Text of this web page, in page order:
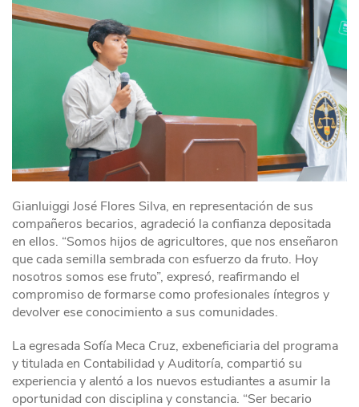
Gianluiggi José Flores Silva, en representación de sus
compañeros becarios, agradeció la confianza depositada
en ellos. “Somos hijos de agricultores, que nos enseñaron
que cada semilla sembrada con esfuerzo da fruto. Hoy
nosotros somos ese fruto”, expresó, reafirmando el
compromiso de formarse como profesionales íntegros y
devolver ese conocimiento a sus comunidades.
La egresada Sofía Meca Cruz, exbeneficiaria del programa
y titulada en Contabilidad y Auditoría, compartió su
experiencia y alentó a los nuevos estudiantes a asumir la
oportunidad con disciplina y constancia. “Ser becario